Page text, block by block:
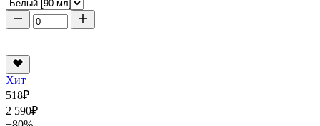
Хит
518₽
2 590₽